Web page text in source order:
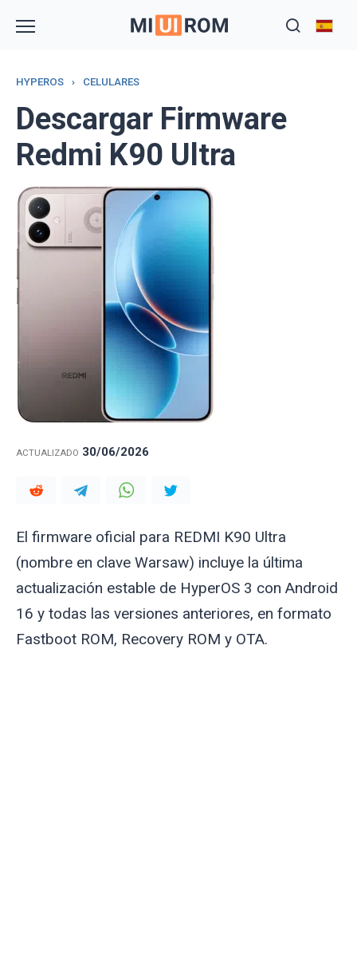
HYPEROS › CELULARES
Descargar Firmware
Redmi K90 Ultra
ACTUALIZADO 30/06/2026
El firmware oficial para REDMI K90 Ultra
(nombre en clave Warsaw) incluye la última
actualización estable de HyperOS 3 con Android
16 y todas las versiones anteriores, en formato
Fastboot ROM, Recovery ROM y OTA.